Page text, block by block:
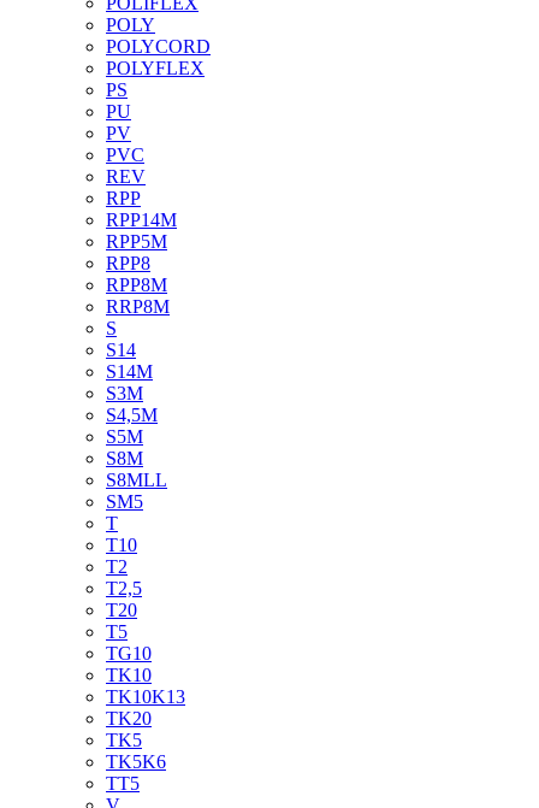
POLY
POLYCORD
POLYFLEX
PS
PU
PV
PVC
REV
RPP
RPP14M
RPP5M
RPP8
RPP8M
RRP8M
S
S14
S14M
S3M
S4,5M
S5M
S8M
S8MLL
SM5
T
T10
T2
T2,5
T20
T5
TG10
TK10
TK10K13
TK20
TK5
TK5K6
TT5